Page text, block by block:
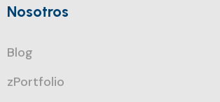
Nosotros
Blog
zPortfolio